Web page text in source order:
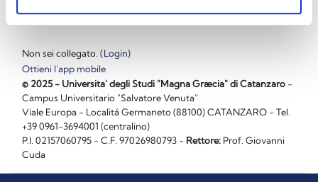
Non sei collegato. (Login)
Ottieni l'app mobile
© 2025 - Universita' degli Studi "Magna Græcia" di Catanzaro -
Campus Universitario "Salvatore Venuta"
Viale Europa - Localitá Germaneto (88100) CATANZARO - Tel.
+39 0961-3694001 (centralino)
P.I. 02157060795 - C.F. 97026980793 - Rettore: Prof. Giovanni
Cuda